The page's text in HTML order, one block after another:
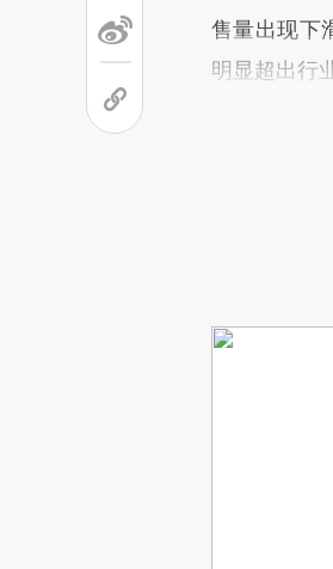
售量出现下
明显超出行